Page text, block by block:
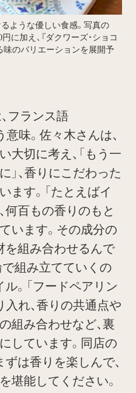
ような優しい食感。写真の
に加え、『ダクワーズ・ショコ
味のバリエーションを展開予
フランス語
味。佐々木さんは、
大切に考え、「もう一
」、香りにこだわった
ます。「たとえばイ
何百もの香りのもと
います。その成分の
を組み合わせるんで
で組み立てていくの
。「フードペアリン
入れ、香りの共通点や
組み合わせなど、裏
しています。同店の
は香りを楽しんで、
堪能してください。